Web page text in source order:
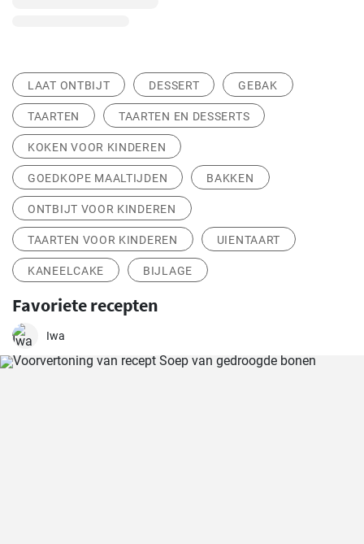
LAAT ONTBIJT DESSERT GEBAK
TAARTEN TAARTEN EN DESSERTS
KOKEN VOOR KINDEREN
GOEDKOPE MAALTIJDEN BAKKEN
ONTBIJT VOOR KINDEREN
TAARTEN VOOR KINDEREN UIENTAART
KANEELCAKE BIJLAGE
Favoriete recepten
Iwa